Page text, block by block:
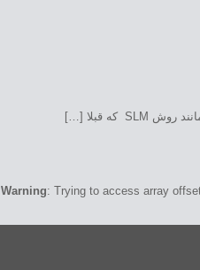
Warning: Trying to access array